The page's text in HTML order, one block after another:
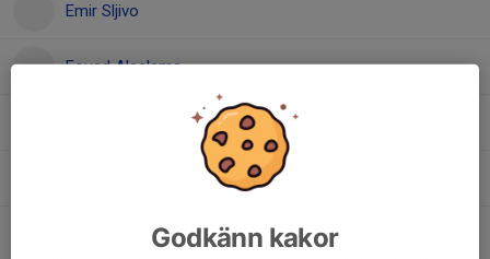
Emir Sljivo
Fouad Alsalama
Johannes Pietikäinen
Leonel OjedaGodkänn kakor